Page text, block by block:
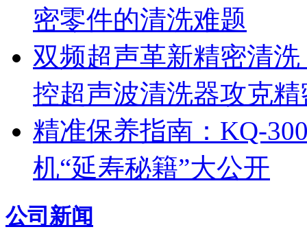
密零件的清洗难题
双频超声革新精密清
控超声波清洗器攻克
精准保养指南：KQ-
机“延寿秘籍”大公开
公司新闻